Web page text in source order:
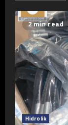
2 min read
Hidrolik